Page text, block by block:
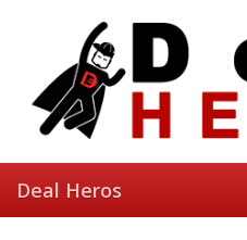
Deal Heros